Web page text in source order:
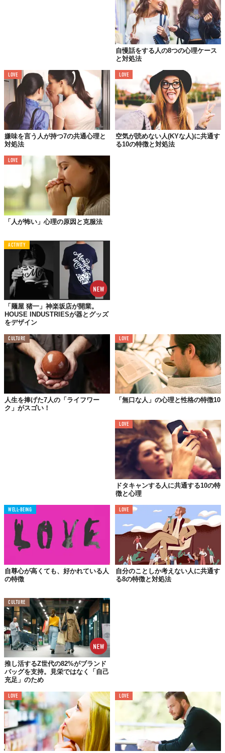
今誰かの顔が浮かんだあなたは、ぜひ最後まで目を通してみてく
人をバカにする人の心理とは？
た態度をとっている人……。
心理学の専門家によると、人をバカにする人たちは無意識下の欲
求が強い傾向にあるんだそう。
具体的にはどんな欲求なんでしょうか？
以下でひとつずつ見ていきましょう。
欲求① 人よりも優位に立ちたい
人をバカにする人は、他人よりも優位に立ちたい欲求が強いとさ
れています。
自分が他の人に“負けてしまう”のが許せず、他人をバカにするこ
とで「自分のほうができる」とアピールしようとしているのでし
ょう。
自己防衛の心理から人をバカにしてしまう人もいます。
例えば、自分にはできないことを難なくやってのけるような人に
対して小バカにした態度をとって「自分はそんなこと興味がな
い」という風を装い、自身の評価や立ち位置が下がらないように
するのです。
欲求③ かまってほしい
自分が注目されたいという心理から人をバカにするケースもあり
考えられないかもしれませんが、否定的な言葉やバカにするよう
な行動をきっかけにコミュニケーションを図ろうとしているので
す。
人をバカにする人の特徴4つ
自慢話をする人の8つの心理ケース
と対処法
LOVE
嫌味を言う人が持つ7の共通心理と
対処法
LOVE
空気が読めない人(KYな人)に共通す
る10の特徴と対処法
LOVE
「人が怖い」心理の原因と克服法
ACTIVITY
「麺屋 猪一」神楽坂店が開業。
HOUSE INDUSTRIESが器とグッズ
をデザイン
CULTURE
人生を捧げた7人の「ライフワー
ク」がスゴい！
LOVE
「無口な人」の心理と性格の特徴10
LOVE
ドタキャンする人に共通する10の特
徴と心理
WELL-BEING
自尊心が高くても、好かれている人
の特徴
LOVE
自分のことしか考えない人に共通す
る8の特徴と対処法
CULTURE
推し活するZ世代の82%がブランド
バッグを支持。見栄ではなく「自己
充足」のため
LOVE LOVE